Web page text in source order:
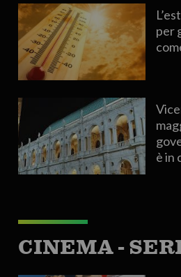
per
è in
CINEMA -